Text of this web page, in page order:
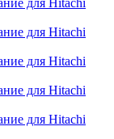
для Hitachi
для Hitachi
для Hitachi
для Hitachi
для Hitachi